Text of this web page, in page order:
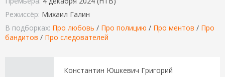
Режиссёр: Михаил Галин
В подборках: Про любовь / Про полицию / Про ментов / Про
бандитов / Про следователей
Константин Юшкевич Григорий